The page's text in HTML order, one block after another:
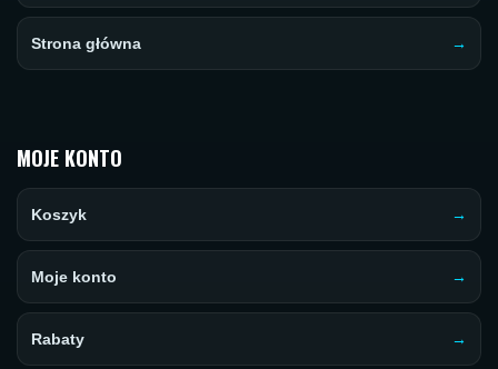
Strona główna
MOJE KONTO
Koszyk
Moje konto
Rabaty